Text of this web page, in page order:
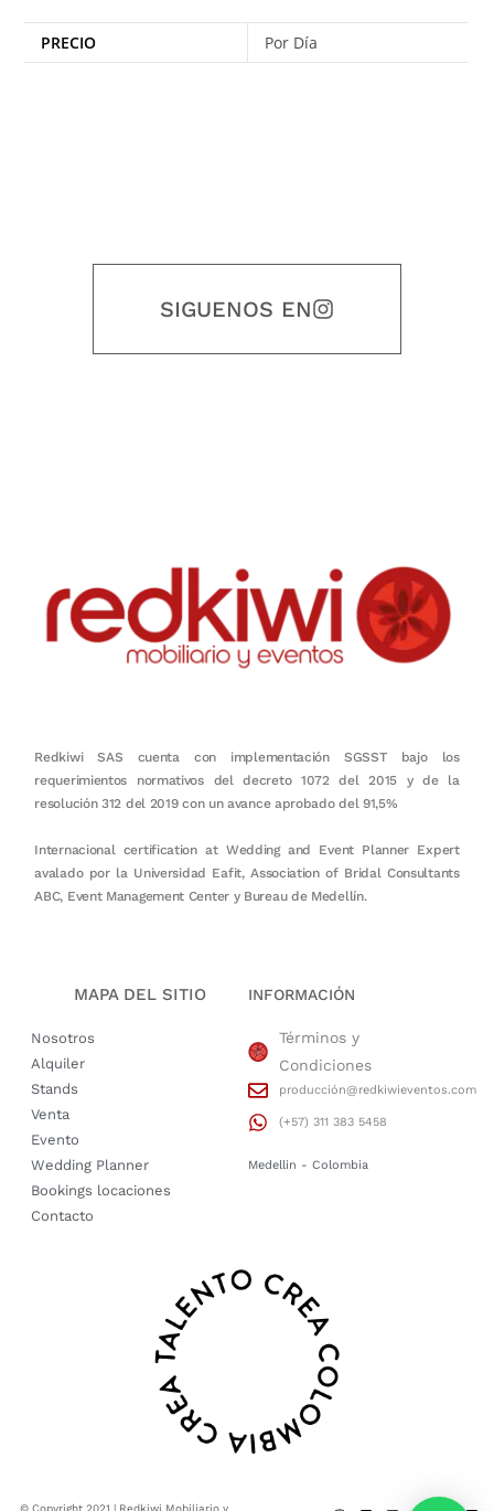
PRECIO Por Día
SIGUENOS EN
Redkiwi SAS cuenta con implementación SGSST bajo los
requerimientos normativos del decreto 1072 del 2015 y de la
resolución 312 del 2019 con un avance aprobado del 91,5%
Internacional certification at Wedding and Event Planner Expert
avalado por la Universidad Eafit, Association of Bridal Consultants
ABC, Event Management Center y Bureau de Medellín.
MAPA DEL SITIO
Nosotros
Alquiler
Stands
Venta
Evento
Wedding Planner
Bookings locaciones
Contacto
INFORMACIÓN
Términos y
Condiciones
producción@redkiwieventos.com
(+57) 311 383 5458
Medellin - Colombia
© Copyright 2021 | Redkiwi Mobiliario y